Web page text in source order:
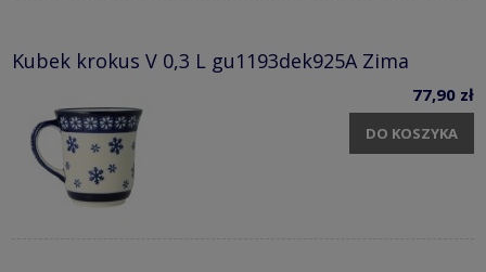
Kubek krokus V 0,3 L gu1193dek925A Zima
77,90 zł
DO KOSZYKA